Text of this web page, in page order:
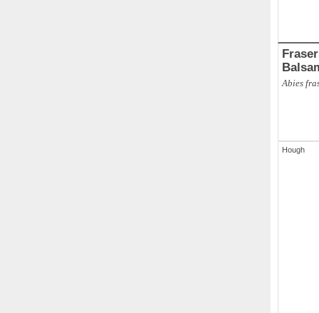
Frasers
Abies
Hough